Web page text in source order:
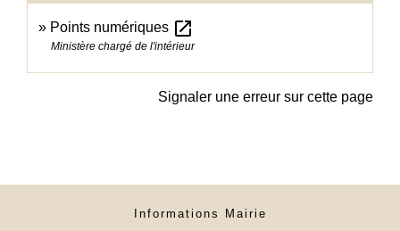
Points numériques open_in_new
Ministère chargé de l'intérieur
Signaler une erreur sur cette page
Informations Mairie